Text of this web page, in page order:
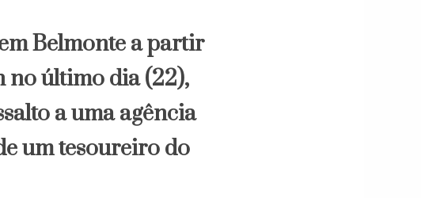
Belmonte a partir
no último dia (22),
a uma agência
um tesoureiro do